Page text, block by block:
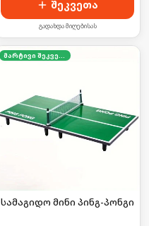
შეკვეთა
გადახდა მიღებისას
სამაგიდო მინი პინგ-პონგი